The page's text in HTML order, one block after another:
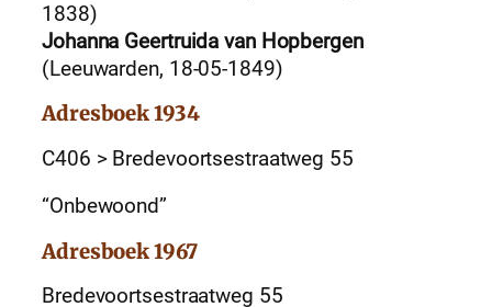
1838)
Johanna Geertruida van Hopbergen
(Leeuwarden, 18-05-1849)
Adresboek 1934
C406 > Bredevoortsestraatweg 55
“Onbewoond”
Adresboek 1967
Bredevoortsestraatweg 55